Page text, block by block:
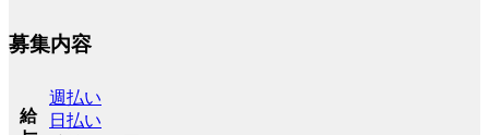
募集内容
給
週払い
日払い